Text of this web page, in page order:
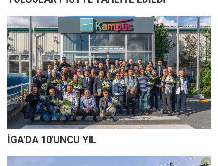
İGA'DA 10'UNCU YIL